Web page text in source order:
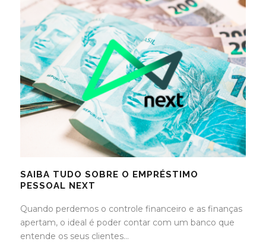
SAIBA TUDO SOBRE O EMPRÉSTIMO
PESSOAL NEXT
Quando perdemos o controle financeiro e as finanças
apertam, o ideal é poder contar com um banco que
entende os seus clientes...